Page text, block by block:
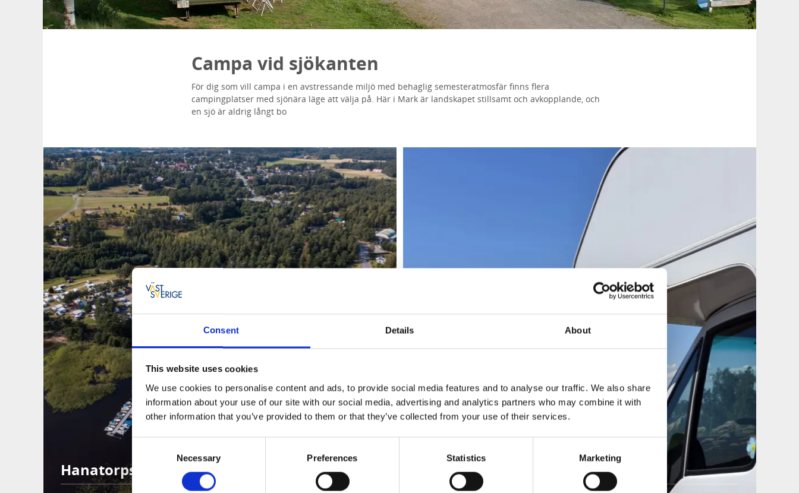
Consent Details About
This website uses cookies
We use cookies to personalise content and ads, to provide social media features and to analyse our traffic. We also share
information about your use of our site with our social media, advertising and analytics partners who may combine it with
other information that you’ve provided to them or that they’ve collected from your use of their services.
Necessary Preferences Statistics Marketing
Campa vid sjökanten
För dig som vill campa i en avstressande miljö med behaglig semesteratmosfär finns flera
campingplatser med sjönära läge att välja på. Här i Mark är landskapet stillsamt och avkopplande, och
en sjö är aldrig långt bo
Hanatorps camping Sätila camping